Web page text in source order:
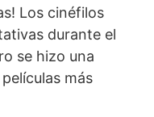
Los cinéfilos
durante el
se hizo una
más